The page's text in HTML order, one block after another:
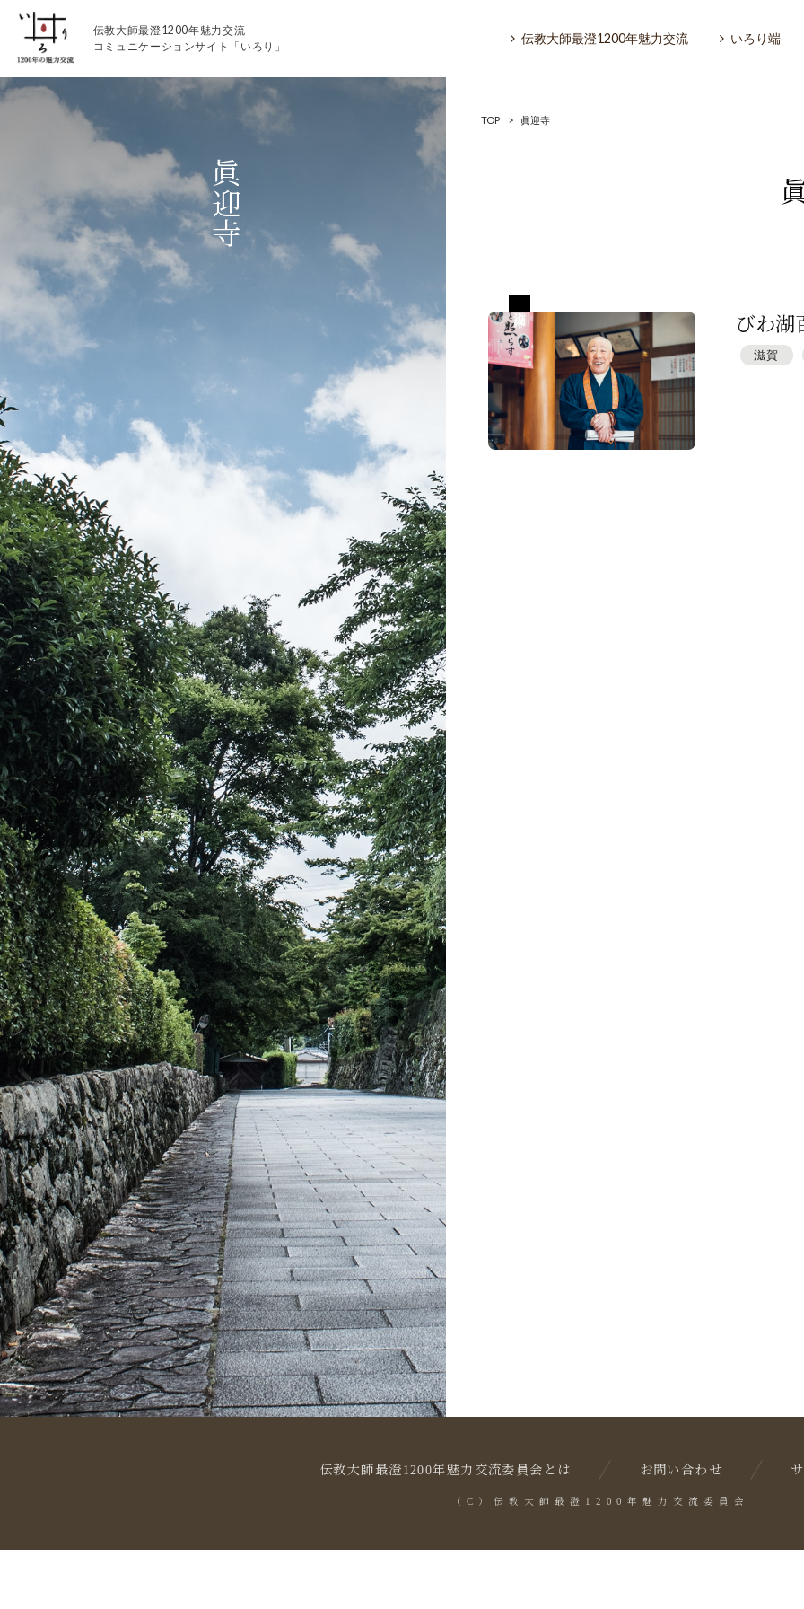
伝教大師最澄1200年魅力交流
コミュニケーションサイト「いろり」
伝教大師最澄1200年魅力交流 いろり端
伝教大師最澄1200年魅力交流
いろりとは
伝教大師最澄とは（デジタルパンフレット）
伝教大師最澄とは（PDFダウンロード）
探訪「1200年の魅力交流」
日本文化を探る
プレスアーカイブ
眞迎寺
TOP > 眞迎寺
びわ湖
滋賀
伝教大師最澄1200年魅力交流委員会とは お問い合わせ
（C）伝教大師最澄1200年魅力交流委員会